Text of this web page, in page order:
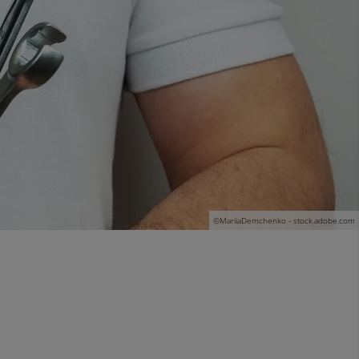
©MariiaDemchenko - stock.adobe.com